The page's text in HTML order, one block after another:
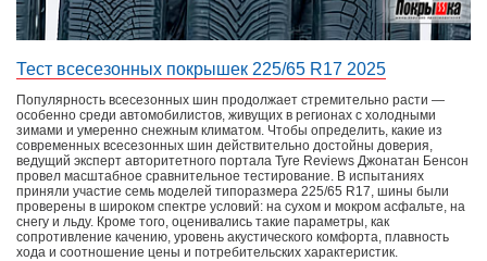
Тест всесезонных покрышек 225/65 R17 2025
Популярность всесезонных шин продолжает стремительно расти —
особенно среди автомобилистов, живущих в регионах с холодными
зимами и умеренно снежным климатом. Чтобы определить, какие из
современных всесезонных шин действительно достойны доверия,
ведущий эксперт авторитетного портала Tyre Reviews Джонатан Бенсон
провел масштабное сравнительное тестирование. В испытаниях
приняли участие семь моделей типоразмера 225/65 R17, шины были
проверены в широком спектре условий: на сухом и мокром асфальте, на
снегу и льду. Кроме того, оценивались такие параметры, как
сопротивление качению, уровень акустического комфорта, плавность
хода и соотношение цены и потребительских характеристик.